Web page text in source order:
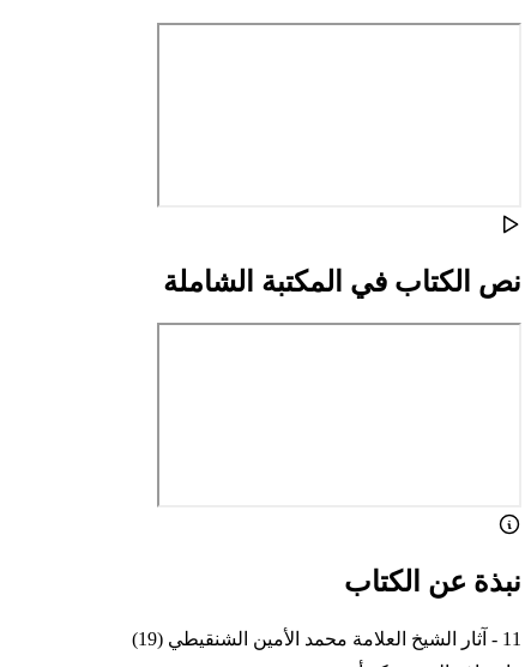
نص الكتاب في المكتبة الشاملة
نبذة عن الكتاب
11 - آثار الشيخ العلامة محمد الأمين الشنقيطي (19)